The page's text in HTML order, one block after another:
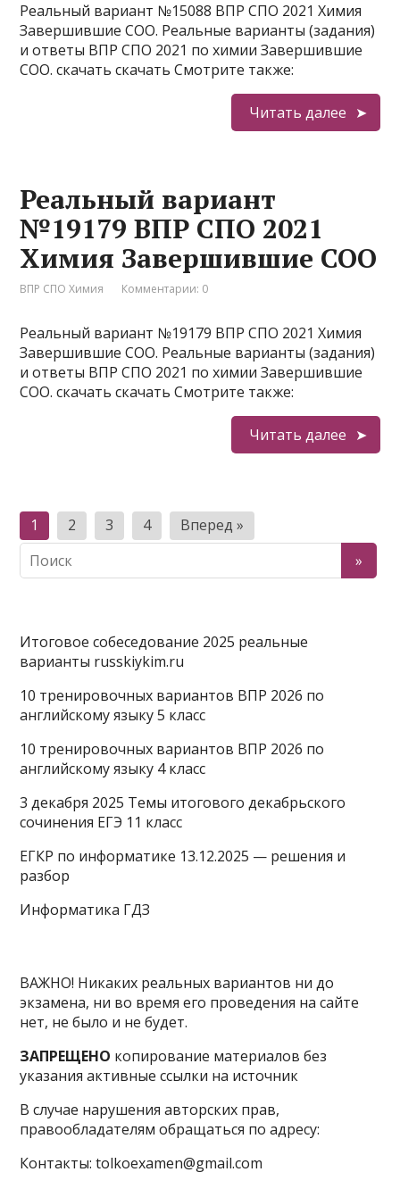
Реальный вариант №15088 ВПР СПО 2021 Химия
Завершившие СОО. Реальные варианты (задания)
и ответы ВПР СПО 2021 по химии Завершившие
СОО. скачать скачать Смотрите также:
Читать далее
Реальный вариант
№19179 ВПР СПО 2021
Химия Завершившие СОО
ВПР СПО Химия Комментарии: 0
Реальный вариант №19179 ВПР СПО 2021 Химия
Завершившие СОО. Реальные варианты (задания)
и ответы ВПР СПО 2021 по химии Завершившие
СОО. скачать скачать Смотрите также:
Читать далее
Пагинация
записей
1 2 3 4 Вперед »
Итоговое собеседование 2025 реальные
варианты russkiykim.ru
10 тренировочных вариантов ВПР 2026 по
английскому языку 5 класс
10 тренировочных вариантов ВПР 2026 по
английскому языку 4 класс
3 декабря 2025 Темы итогового декабрьского
сочинения ЕГЭ 11 класс
ЕГКР по информатике 13.12.2025 — решения и
разбор
Информатика ГДЗ
ВАЖНО! Никаких реальных вариантов ни до
экзамена, ни во время его проведения на сайте
нет, не было и не будет.
ЗАПРЕЩЕНО копирование материалов без
указания активные ссылки на источник
В случае нарушения авторских прав,
правообладателям обращаться по адресу:
Контакты: tolkoexamen@gmail.com